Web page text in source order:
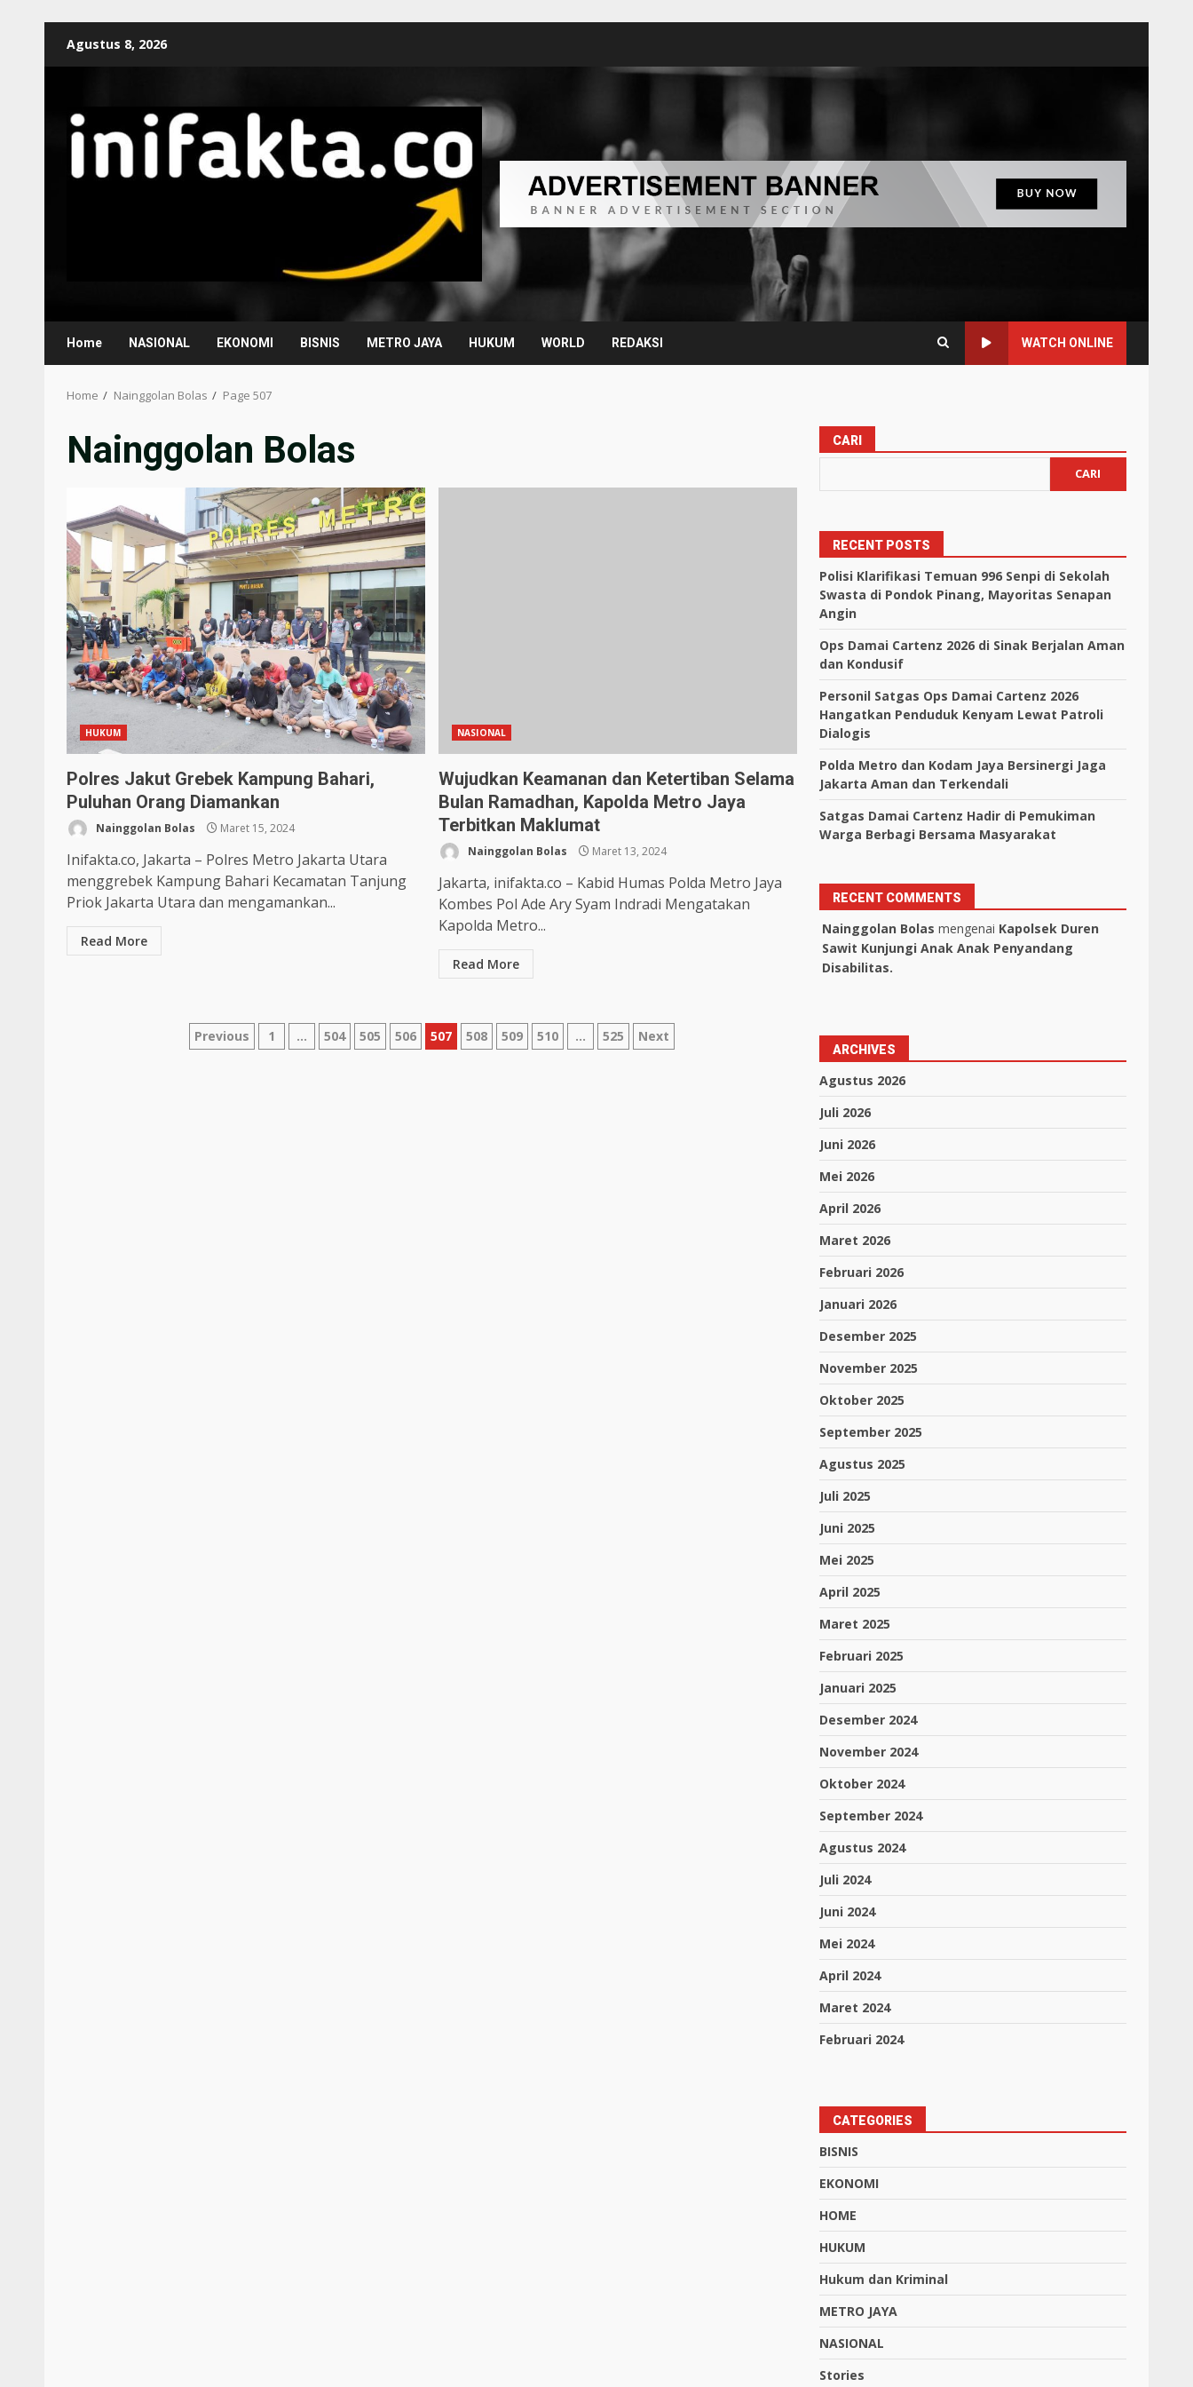
Agustus 8, 2026
Home NASIONAL EKONOMI BISNIS METRO JAYA HUKUM WORLD REDAKSI WATCH ONLINE
Home Nainggolan Bolas Page 507
Nainggolan Bolas
HUKUM
Polres Jakut Grebek Kampung Bahari,
Puluhan Orang Diamankan
Nainggolan Bolas Maret 15, 2024
Inifakta.co, Jakarta – Polres Metro Jakarta Utara
menggrebek Kampung Bahari Kecamatan Tanjung
Priok Jakarta Utara dan mengamankan...
Read More
NASIONAL
Wujudkan Keamanan dan Ketertiban Selama
Bulan Ramadhan, Kapolda Metro Jaya
Terbitkan Maklumat
Nainggolan Bolas Maret 13, 2024
Jakarta, inifakta.co – Kabid Humas Polda Metro Jaya
Kombes Pol Ade Ary Syam Indradi Mengatakan
Kapolda Metro...
Read More
Previous 1 … 504 505 506 507 508 509 510 … 525 Next
CARI
CARI
RECENT POSTS
Polisi Klarifikasi Temuan 996 Senpi di Sekolah
Swasta di Pondok Pinang, Mayoritas Senapan
Angin
Ops Damai Cartenz 2026 di Sinak Berjalan Aman
dan Kondusif
Personil Satgas Ops Damai Cartenz 2026
Hangatkan Penduduk Kenyam Lewat Patroli
Dialogis
Polda Metro dan Kodam Jaya Bersinergi Jaga
Jakarta Aman dan Terkendali
Satgas Damai Cartenz Hadir di Pemukiman
Warga Berbagi Bersama Masyarakat
RECENT COMMENTS
Nainggolan Bolas mengenai Kapolsek Duren
Sawit Kunjungi Anak Anak Penyandang
Disabilitas.
ARCHIVES
Agustus 2026
Juli 2026
Juni 2026
Mei 2026
April 2026
Maret 2026
Februari 2026
Januari 2026
Desember 2025
November 2025
Oktober 2025
September 2025
Agustus 2025
Juli 2025
Juni 2025
Mei 2025
April 2025
Maret 2025
Februari 2025
Januari 2025
Desember 2024
November 2024
Oktober 2024
September 2024
Agustus 2024
Juli 2024
Juni 2024
Mei 2024
April 2024
Maret 2024
Februari 2024
CATEGORIES
BISNIS
EKONOMI
HOME
HUKUM
Hukum dan Kriminal
METRO JAYA
NASIONAL
Stories